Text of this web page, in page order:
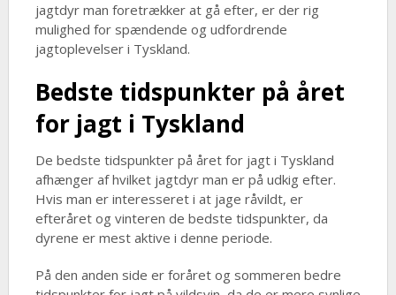
jagtdyr man foretrækker at gå efter, er der rig
mulighed for spændende og udfordrende
jagtoplevelser i Tyskland.
Bedste tidspunkter på året
for jagt i Tyskland
De bedste tidspunkter på året for jagt i Tyskland
afhænger af hvilket jagtdyr man er på udkig efter.
Hvis man er interesseret i at jage råvildt, er
efteråret og vinteren de bedste tidspunkter, da
dyrene er mest aktive i denne periode.
På den anden side er foråret og sommeren bedre